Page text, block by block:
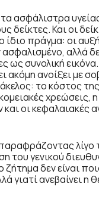
ασφάλιστρα
δείκτες. Και οι
ίδιο πράγμα: οι
ασφαλισμένο, αλλά
ως συνολική
ακόμη ανοίξει με
το κόστος
χρεώσεις,
οι κεφαλαιακές
λίγο
του γενικού
ζήτημα δεν είναι
γιατί ανεβαίνει η